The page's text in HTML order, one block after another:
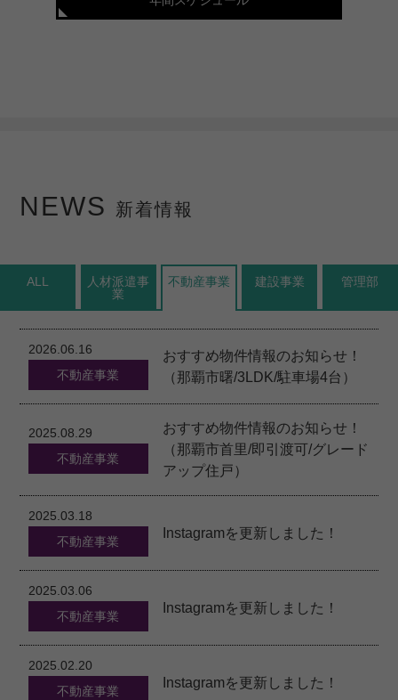
NEWS 新着情報
ALL
人材派遣事
業
不動産事業 建設事業 管理部
2026.06.16
不動産事業
おすすめ物件情報のお知らせ！
（那覇市曙/3LDK/駐車場4台）
2025.08.29
不動産事業
おすすめ物件情報のお知らせ！
（那覇市首里/即引渡可/グレード
アップ住戸）
2025.03.18
不動産事業
Instagramを更新しました！
2025.03.06
不動産事業
Instagramを更新しました！
2025.02.20
不動産事業
Instagramを更新しました！